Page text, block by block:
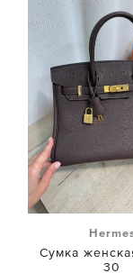
Сумка
30